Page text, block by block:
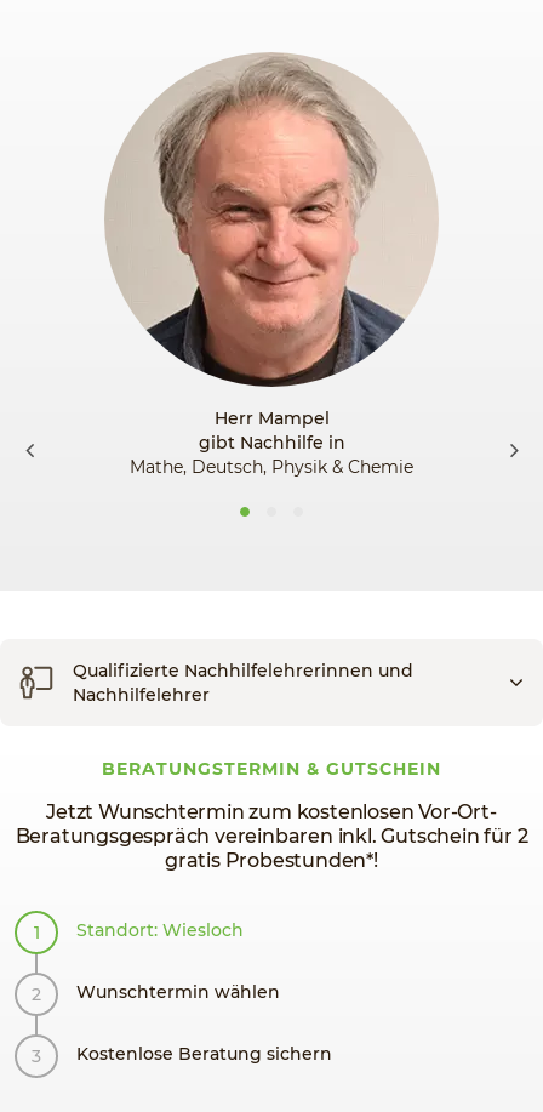
Herr Mampel
gibt Nachhilfe in
Mathe, Deutsch, Physik & Chemie
Qualifizierte Nachhilfelehrerinnen und
Nachhilfelehrer
BERATUNGSTERMIN & GUTSCHEIN
Jetzt Wunschtermin zum kostenlosen Vor-Ort-
Beratungsgespräch vereinbaren inkl. Gutschein für 2
gratis Probestunden*!
Standort: Wiesloch
Wunschtermin wählen
Kostenlose Beratung sichern